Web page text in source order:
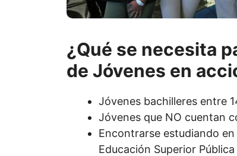
¿Qué se necesita
de Jóvenes en
Jóvenes bachilleres entre
Jóvenes que NO cuentan
Encontrarse estudiando
Educación Superior